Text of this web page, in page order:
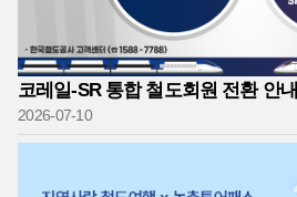
코레일-SR 통합 철도회원 전환 안내
2026-07-10